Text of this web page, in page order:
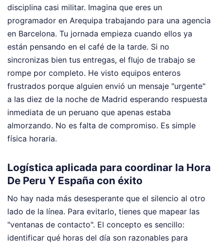
disciplina casi militar. Imagina que eres un
programador en Arequipa trabajando para una agencia
en Barcelona. Tu jornada empieza cuando ellos ya
están pensando en el café de la tarde. Si no
sincronizas bien tus entregas, el flujo de trabajo se
rompe por completo. He visto equipos enteros
frustrados porque alguien envió un mensaje "urgente"
a las diez de la noche de Madrid esperando respuesta
inmediata de un peruano que apenas estaba
almorzando. No es falta de compromiso. Es simple
física horaria.
Logística aplicada para coordinar la Hora
De Peru Y España con éxito
No hay nada más desesperante que el silencio al otro
lado de la línea. Para evitarlo, tienes que mapear las
"ventanas de contacto". El concepto es sencillo:
identificar qué horas del día son razonables para